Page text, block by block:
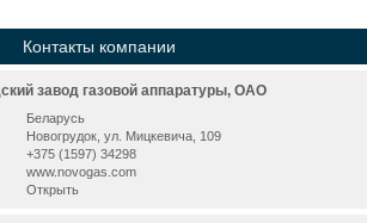
Контакты компании
завод газовой аппаратуры, ОАО
Беларусь
Новогрудок, ул. Мицкевича, 109
+375 (1597) 34298
www.novogas.com
Открыть